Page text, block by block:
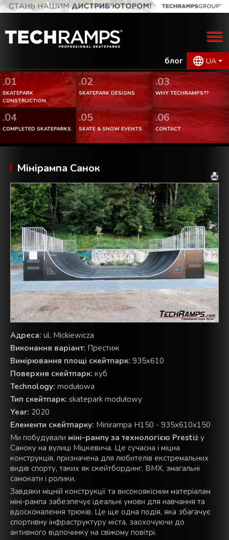
блог UA
.01
SKATEPARK
CONSTRUCTION
.02
SKATEPARK DESIGNS
.03
WHY TECHRAMPS??
.04
COMPLETED SKATEPARKS
.05
SKATE & SNOW EVENTS
.06
CONTACT
Мінірампа Санок
Aдреса: ul. Mickiewicza
Виконання варіант: Престиж
Вимірювання площі скейтпарк: 935x610
Поверхня скейтпарк: куб
Technology: modułowa
Тип скейтпарк: skatepark modułowy
Year: 2020
Елементи скейтпарку: Minirampa H150 - 935x610x150
Ми побудували міні-рампу за технологією Prestiż у
Саноку на вулиці Міцкевича. Це сучасна і міцна
конструкція, призначена для любителів екстремальних
видів спорту, таких як скейтбординг, BMX, змагальні
самокати і ролики.
Завдяки міцній конструкції та високоякісним матеріалам
міні-рампа забезпечує ідеальні умови для навчання та
вдосконалення трюків. Це ще одна подія, яка збагачує
спортивну інфраструктуру міста, заохочуючи до
активного відпочинку на свіжому повітрі.